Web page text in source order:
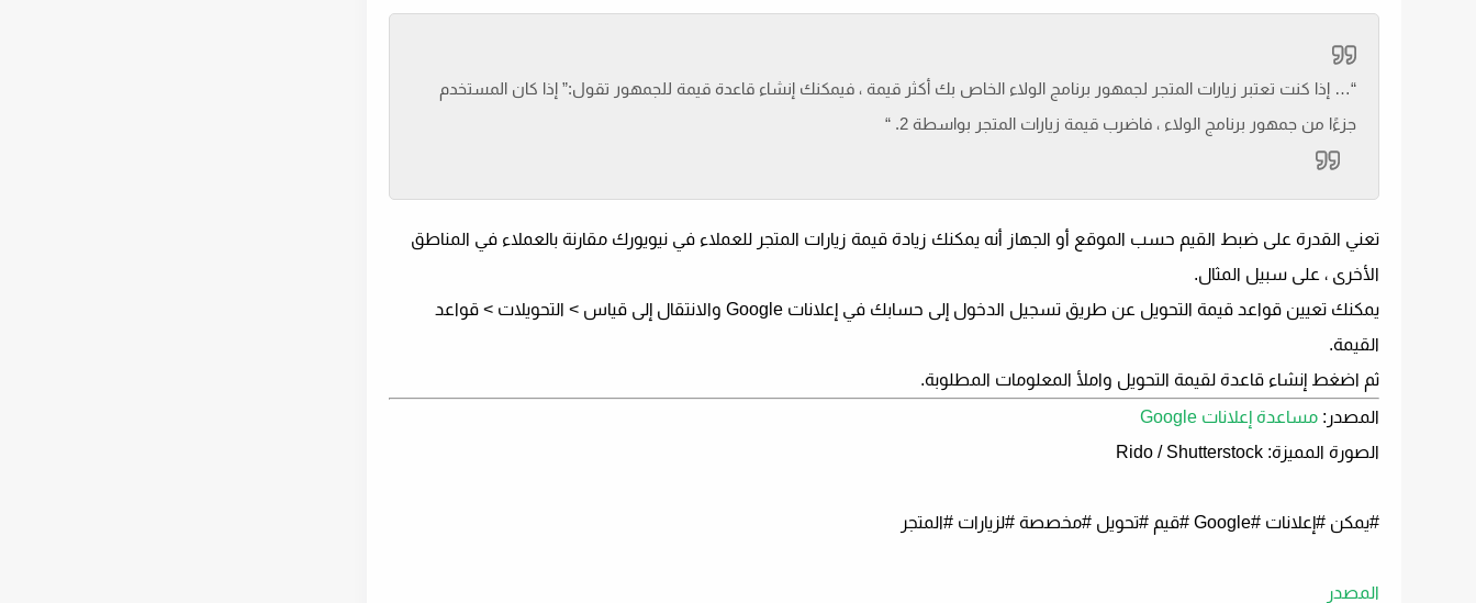
“… إذا كنت تعتبر زيارات المتجر لجمهور برنامج الولاء الخاص بك أكثر قيمة ، فيمكنك إنشاء قاعدة قيمة للجمهور تقول:” إذا كان المستخدم
جزءًا من جمهور برنامج الولاء ، فاضرب قيمة زيارات المتجر بواسطة 2. “
تعني القدرة على ضبط القيم حسب الموقع أو الجهاز أنه يمكنك زيادة قيمة زيارات المتجر للعملاء في نيويورك مقارنة بالعملاء في المناطق
الأخرى ، على سبيل المثال.
يمكنك تعيين قواعد قيمة التحويل عن طريق تسجيل الدخول إلى حسابك في إعلانات Google والانتقال إلى
قياس > التحويلات >قواعد
القيمة.
ثم اضغطإنشاء قاعدة لقيمة التحويل واملأ المعلومات المطلوبة.
المصدر :مساعدة إعلانات Google
الصورة المميزة: Rido / Shutterstock
#يمكن #إعلانات #Google #قيم #تحويل #مخصصة #لزيارات #المتجر
المصدر